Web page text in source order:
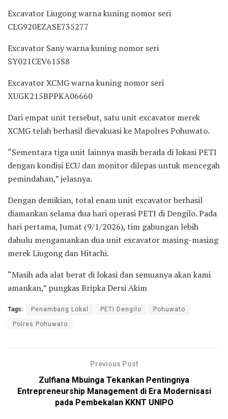
Excavator Liugong warna kuning nomor seri
CLG920EZASE735277
Excavator Sany warna kuning nomor seri
SY021CEV615S8
Excavator XCMG warna kuning nomor seri
XUGK215BPPKA06660
Dari empat unit tersebut, satu unit excavator merek
XCMG telah berhasil dievakuasi ke Mapolres Pohuwato.
“Sementara tiga unit lainnya masih berada di lokasi PETI
dengan kondisi ECU dan monitor dilepas untuk mencegah
pemindahan,” jelasnya.
Dengan demikian, total enam unit excavator berhasil
diamankan selama dua hari operasi PETI di Dengilo. Pada
hari pertama, Jumat (9/1/2026), tim gabungan lebih
dahulu mengamankan dua unit excavator masing-masing
merek Liugong dan Hitachi.
“Masih ada alat berat di lokasi dan semuanya akan kami
amankan,” pungkas Bripka Dersi Akim
Tags: Penambang Lokal PETI Dengilo Pohuwato
Polres Pohuwato
Previous Post
Zulfiana Mbuinga Tekankan Pentingnya
Entrepreneurship Management di Era Modernisasi
pada Pembekalan KKNT UNIPO